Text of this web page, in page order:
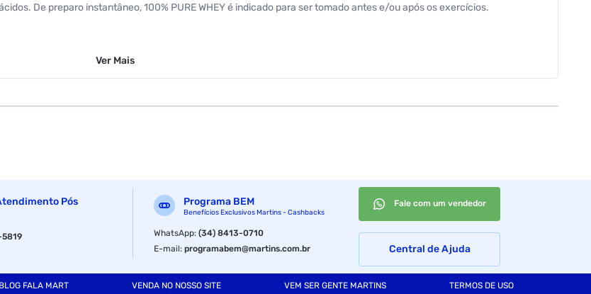
De preparo instantâneo, 100% PURE WHEY é indicado para ser tomado antes e/ou após os exercícios.
Ver Mais
Pós
Programa BEM
Benefícios Exclusivos Martins - Cashbacks
WhatsApp:(34) 8413-0710
E-mail:programabem@martins.com.br
Fale com um vendedor
Central de Ajuda
BLOG FALA MART VENDA NO NOSSO SITE VEM SER GENTE MARTINS TERMOS DE USO